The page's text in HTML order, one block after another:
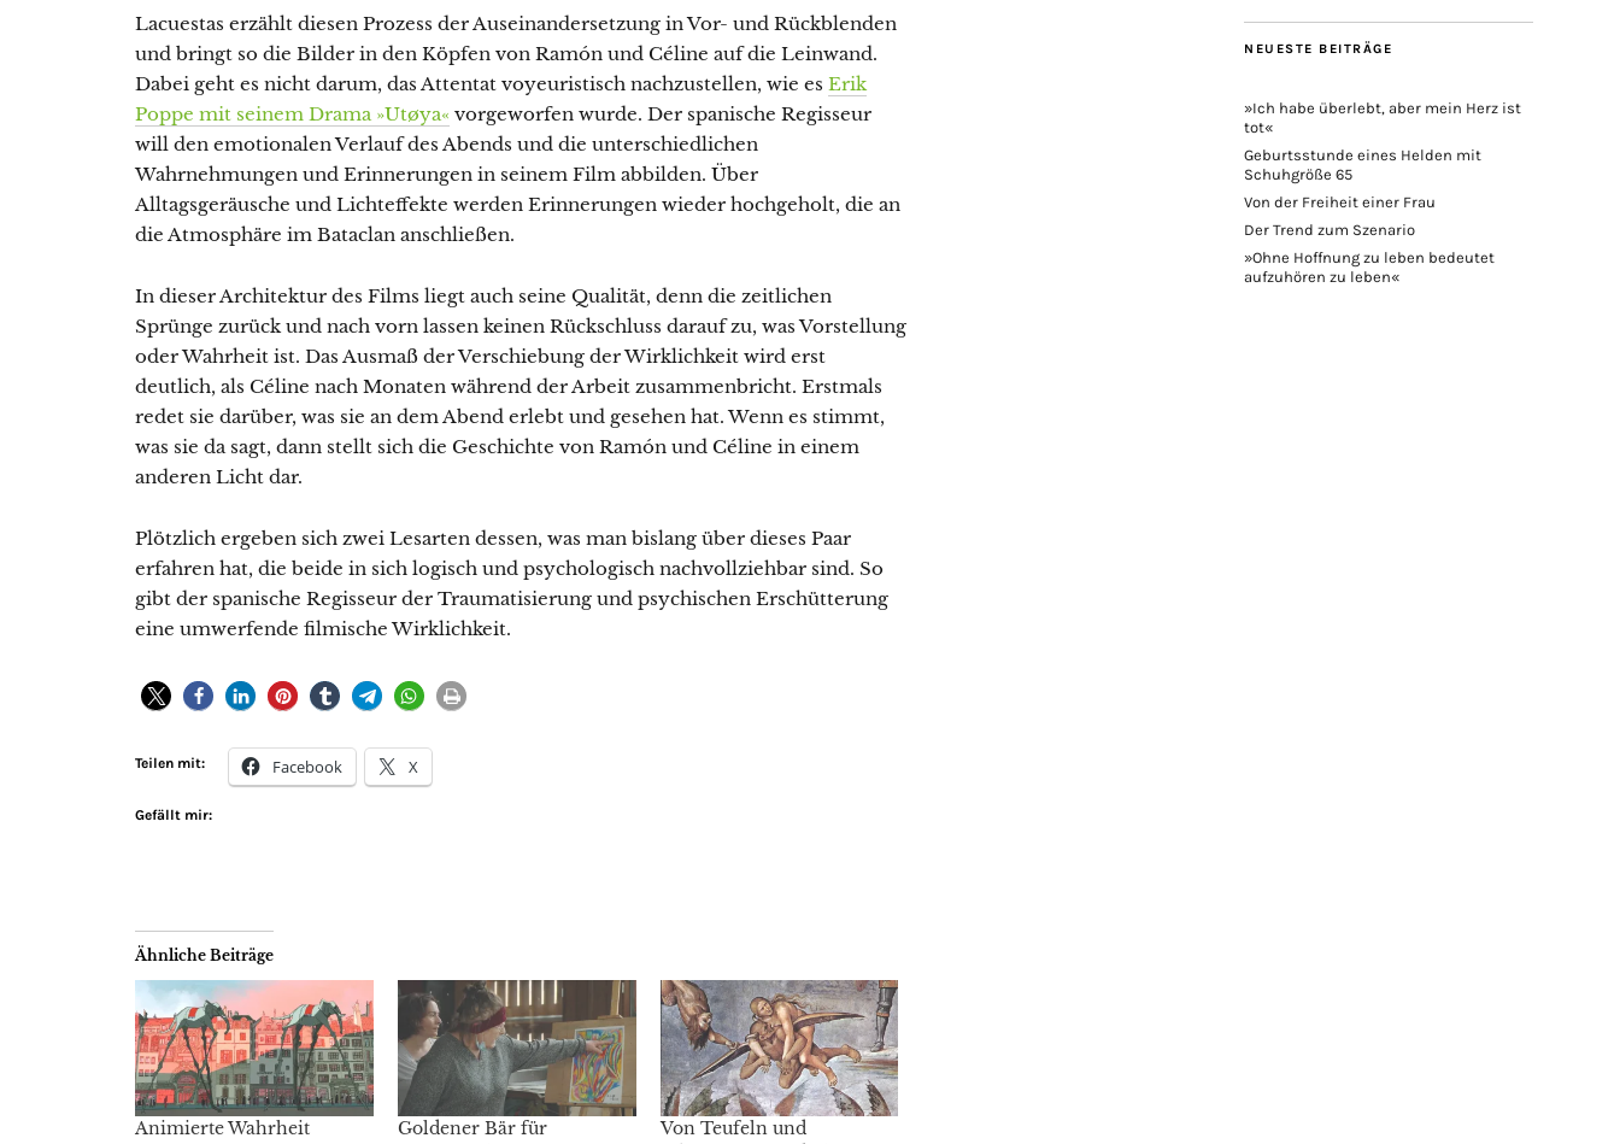
Lacuestas erzählt diesen Prozess der Auseinandersetzung in Vor- und Rückblenden
und bringt so die Bilder in den Köpfen von Ramón und Céline auf die Leinwand.
Dabei geht es nicht darum, das Attentat voyeuristisch nachzustellen, wie es Erik
Poppe mit seinem Drama »Utøya« vorgeworfen wurde. Der spanische Regisseur
will den emotionalen Verlauf des Abends und die unterschiedlichen
Wahrnehmungen und Erinnerungen in seinem Film abbilden. Über
Alltagsgeräusche und Lichteffekte werden Erinnerungen wieder hochgeholt, die an
die Atmosphäre im Bataclan anschließen.
In dieser Architektur des Films liegt auch seine Qualität, denn die zeitlichen
Sprünge zurück und nach vorn lassen keinen Rückschluss darauf zu, was Vorstellung
oder Wahrheit ist. Das Ausmaß der Verschiebung der Wirklichkeit wird erst
deutlich, als Céline nach Monaten während der Arbeit zusammenbricht. Erstmals
redet sie darüber, was sie an dem Abend erlebt und gesehen hat. Wenn es stimmt,
was sie da sagt, dann stellt sich die Geschichte von Ramón und Céline in einem
anderen Licht dar.
Plötzlich ergeben sich zwei Lesarten dessen, was man bislang über dieses Paar
erfahren hat, die beide in sich logisch und psychologisch nachvollziehbar sind. So
gibt der spanische Regisseur der Traumatisierung und psychischen Erschütterung
eine umwerfende filmische Wirklichkeit.
Teilen mit: Facebook X
Gefällt mir:
Ähnliche Beiträge
Animierte Wahrheit
Goldener Bär für
Von Teufeln und
NEUESTE BEITRÄGE
»Ich habe überlebt, aber mein Herz ist
tot«
Geburtsstunde eines Helden mit
Schuhgröße 65
Von der Freiheit einer Frau
Der Trend zum Szenario
»Ohne Hoffnung zu leben bedeutet
aufzuhören zu leben«